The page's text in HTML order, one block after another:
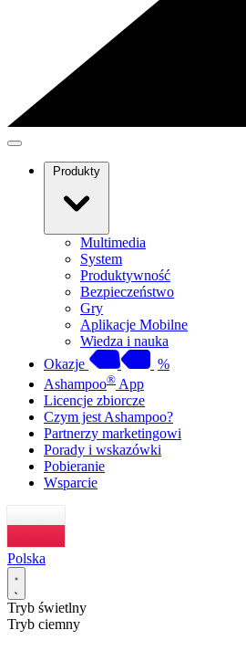
Produkty
Multimedia
System
Produktywność
Bezpieczeństwo
Gry
Aplikacje Mobilne
Wiedza i nauka
Okazje
%
Ashampoo® App
Licencje zbiorcze
Czym jest Ashampoo?
Partnerzy marketingowi
Porady i wskazówki
Pobieranie
Wsparcie
Polska
Tryb świetlny
Tryb ciemny